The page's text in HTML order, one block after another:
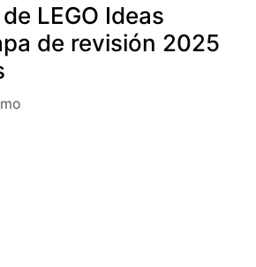
LEGO Ideas
de revisión 2025